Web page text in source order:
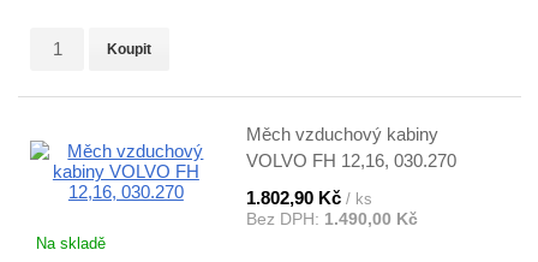
Koupit
Měch vzduchový kabiny
VOLVO FH 12,16, 030.270
1.802,90 Kč / ks
Bez DPH: 1.490,00 Kč
Na skladě